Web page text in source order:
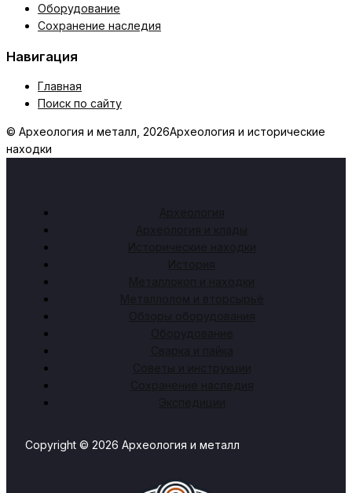
Оборудование
Сохранение наследия
Навигация
Главная
Поиск по сайту
© Археология и металл, 2026Археология и исторические
находки
Археология
Археология и клады
Исторические находки
История
Металлокоп и находки
Металлолом и вторсырьё
Обзоры оборудования
Оборудование
Сварка и пайка
Советы и инструкции
Сохранение наследия
Экспедиции
Copyright © 2026 Археология и металл